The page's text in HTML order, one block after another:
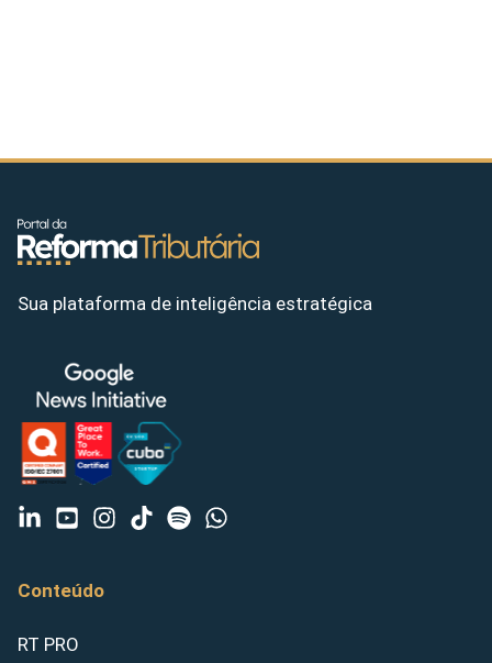
Sua plataforma de inteligência estratégica
Conteúdo
RT PRO